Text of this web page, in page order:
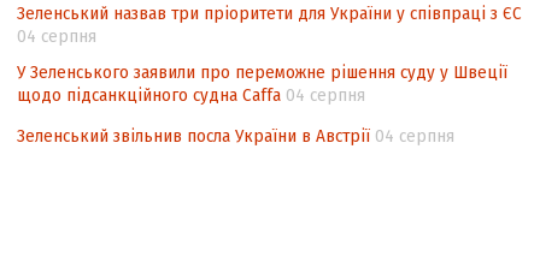
Зеленський назвав три пріоритети для України у співпраці з ЄС
04 серпня
У Зеленського заявили про переможне рішення суду у Швеції
щодо підсанкційного судна Caffa 04 серпня
Зеленський звільнив посла України в Австрії 04 серпня